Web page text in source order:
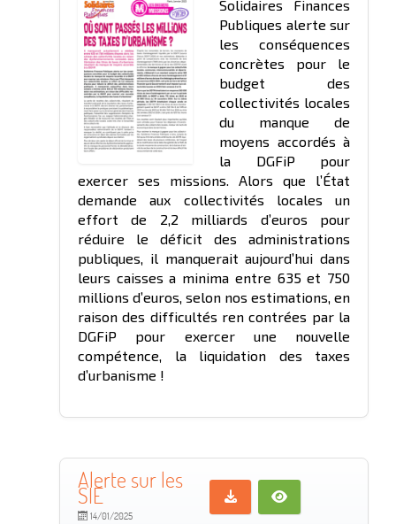
Solidaires Finances
Publiques alerte sur
les conséquences
concrètes pour le
budget des
collectivités locales
du manque de
moyens accordés à
la DGFiP pour
exercer ses missions. Alors que l’État
demande aux collectivités locales un
effort de 2,2 milliards d’euros pour
réduire le déficit des administrations
publiques, il manquerait aujourd’hui dans
leurs caisses a minima entre 635 et 750
millions d’euros, selon nos estimations, en
raison des difficultés ren contrées par la
DGFiP pour exercer une nouvelle
compétence, la liquidation des taxes
d’urbanisme !
Alerte sur les
SIE
14/01/2025